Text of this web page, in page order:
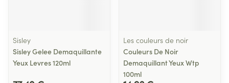
Sisley
Sisley Gelee Demaquillante
Yeux Levres 120ml
Les couleurs de noir
Couleurs De Noir
Demaquillant Yeux Wtp
100ml